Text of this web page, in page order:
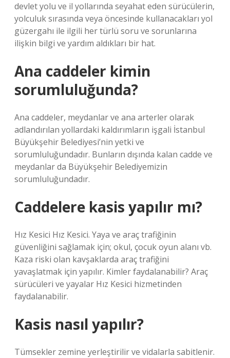
devlet yolu ve il yollarında seyahat eden sürücülerin,
yolculuk sırasında veya öncesinde kullanacakları yol
güzergahı ile ilgili her türlü soru ve sorunlarına
ilişkin bilgi ve yardım aldıkları bir hat.
Ana caddeler kimin
sorumluluğunda?
Ana caddeler, meydanlar ve ana arterler olarak
adlandırılan yollardaki kaldırımların işgali İstanbul
Büyükşehir Belediyesi’nin yetki ve
sorumluluğundadır. Bunların dışında kalan cadde ve
meydanlar da Büyükşehir Belediyemizin
sorumluluğundadır.
Caddelere kasis yapılır mı?
Hız Kesici Hız Kesici. Yaya ve araç trafiğinin
güvenliğini sağlamak için; okul, çocuk oyun alanı vb.
Kaza riski olan kavşaklarda araç trafiğini
yavaşlatmak için yapılır. Kimler faydalanabilir? Araç
sürücüleri ve yayalar Hız Kesici hizmetinden
faydalanabilir.
Kasis nasıl yapılır?
Tümsekler zemine yerleştirilir ve vidalarla sabitlenir.